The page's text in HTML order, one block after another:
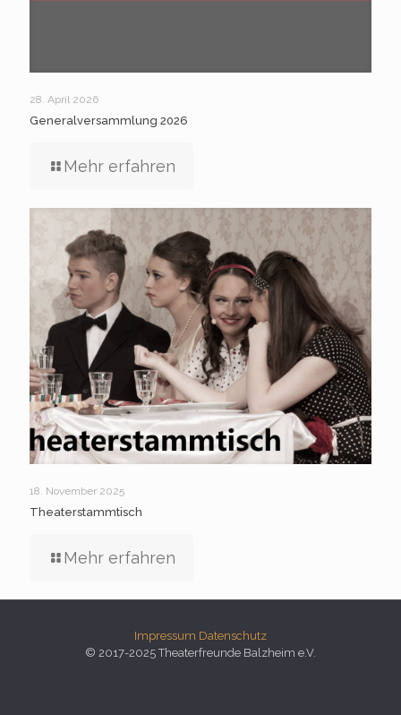
28. April 2026
Generalversammlung 2026
Mehr erfahren
18. November 2025
Theaterstammtisch
Mehr erfahren
Impressum Datenschutz
© 2017-2025 Theaterfreunde Balzheim e.V.